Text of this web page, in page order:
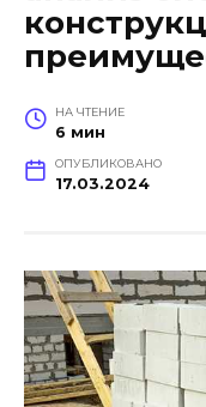
НА ЧТЕНИЕ
6 мин
ОПУБЛИКОВАНО
17.03.2024